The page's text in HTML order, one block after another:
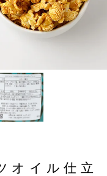
イル仕立